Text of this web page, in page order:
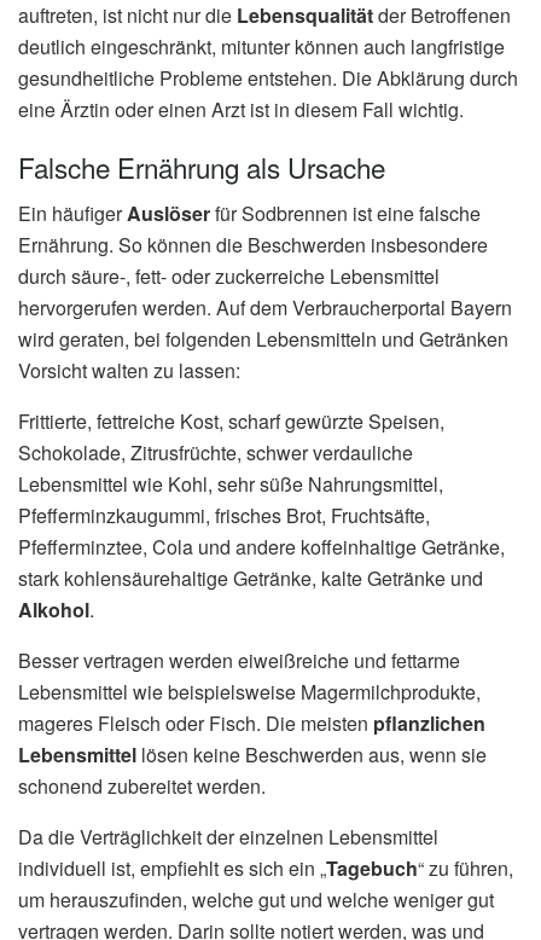
auftreten, ist nicht nur die Lebensqualitätder Betroffenen
deutlich eingeschränkt, mitunter können auch langfristige
gesundheitliche Probleme entstehen. Die Abklärung durch
eine Ärztin oder einen Arzt ist in diesem Fall wichtig.
Falsche Ernährung als Ursache
Ein häufigerAuslöserfür Sodbrennen ist eine falsche
Ernährung. So können die Beschwerden insbesondere
durch säure-, fett- oder zuckerreiche Lebensmittel
hervorgerufen werden. Auf dem Verbraucherportal Bayern
wird geraten, bei folgenden Lebensmitteln und Getränken
Vorsicht walten zu lassen:
Frittierte, fettreiche Kost, scharf gewürzte Speisen,
Schokolade, Zitrusfrüchte, schwer verdauliche
Lebensmittel wie Kohl, sehr süße Nahrungsmittel,
Pfefferminzkaugummi, frisches Brot, Fruchtsäfte,
Pfefferminztee, Cola und andere koffeinhaltige Getränke,
stark kohlensäurehaltige Getränke, kalte Getränke und
Alkohol.
Besser vertragen werden eiweißreiche und fettarme
Lebensmittel wie beispielsweise Magermilchprodukte,
mageres Fleisch oder Fisch. Die meisten pflanzlichen
Lebensmittel lösen keine Beschwerden aus, wenn sie
schonend zubereitet werden.
Da die Verträglichkeit der einzelnen Lebensmittel
individuell ist, empfiehlt es sich ein „Tagebuch“ zu führen,
um herauszufinden, welche gut und welche weniger gut
vertragen werden. Darin sollte notiert werden, was und